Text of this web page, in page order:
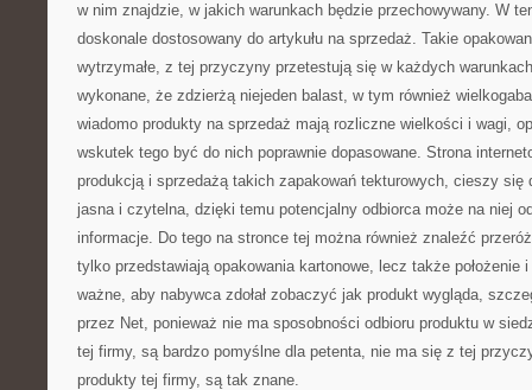
w nim znajdzie, w jakich warunkach będzie przechowywany. W
doskonale dostosowany do artykułu na sprzedaż. Takie
wytrzymałe, z tej przyczyny przetestują się w każdych
wykonane, że zdzierżą niejeden balast, w tym również
wiadomo produkty na sprzedaż mają rozliczne wielkości i wagi,
wskutek tego być do nich poprawnie dopasowane. Strona
produkcją i sprzedażą takich zapakowań tekturowych, cieszy się
jasna i czytelna, dzięki temu potencjalny odbiorca może na niej
informacje. Do tego na stronce tej można również znaleźć
tylko przedstawiają opakowania kartonowe, lecz także położenie
ważne, aby nabywca zdołał zobaczyć jak produkt wygląda,
przez Net, ponieważ nie ma sposobności odbioru produktu w
tej firmy, są bardzo pomyślne dla petenta, nie ma się z tej
produkty tej firmy, są tak znane.